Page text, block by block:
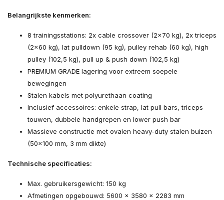
Belangrijkste kenmerken:
8 trainingsstations: 2x cable crossover (2x70 kg), 2x triceps
(2x60 kg), lat pulldown (95 kg), pulley rehab (60 kg), high
pulley (102,5 kg), pull up & push down (102,5 kg)
PREMIUM GRADE lagering voor extreem soepele
bewegingen
Stalen kabels met polyurethaan coating
Inclusief accessoires: enkele strap, lat pull bars, triceps
touwen, dubbele handgrepen en lower push bar
Massieve constructie met ovalen heavy-duty stalen buizen
(50x100 mm, 3 mm dikte)
Technische specificaties:
Max. gebruikersgewicht: 150 kg
Afmetingen opgebouwd: 5600 x 3580 x 2283 mm